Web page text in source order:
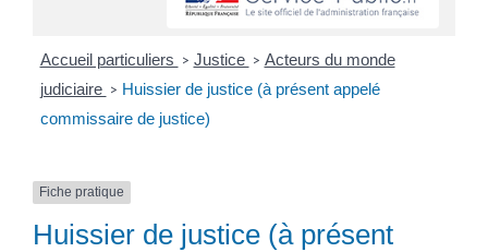
Accueil particuliers > Justice > Acteurs du monde
judiciaire > Huissier de justice (à présent appelé
commissaire de justice)
Fiche pratique
Huissier de justice (à présent